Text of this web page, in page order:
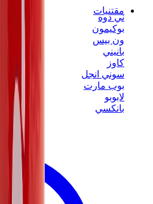
مقتنيات
ني دوه
بوكيمون
ون بيس
بانيني
كاوز
سوني انجل
بوب مارت
لابوبو
بانكسي